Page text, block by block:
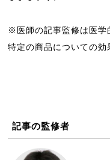
※医師の記事監修は医学
特定の商品についての効
記事の監修者